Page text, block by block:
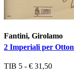
Fantini, Girolamo
2 Imperiali per
TIB 5 - € 31,50